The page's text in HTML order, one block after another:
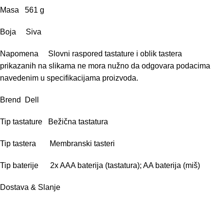
Masa 561 g
Boja Siva
Napomena Slovni raspored tastature i oblik tastera
prikazanih na slikama ne mora nužno da odgovara podacima
navedenim u specifikacijama proizvoda.
Brend Dell
Tip tastature Bežična tastatura
Tip tastera Membranski tasteri
Tip baterije 2x AAA baterija (tastatura); AA baterija (miš)
Dostava & Slanje